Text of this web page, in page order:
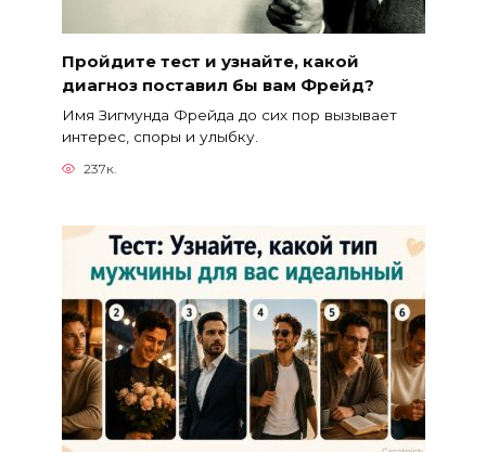
Пройдите тест и узнайте, какой
диагноз поставил бы вам Фрейд?
Имя Зигмунда Фрейда до сих пор вызывает
интерес, споры и улыбку.
237к.